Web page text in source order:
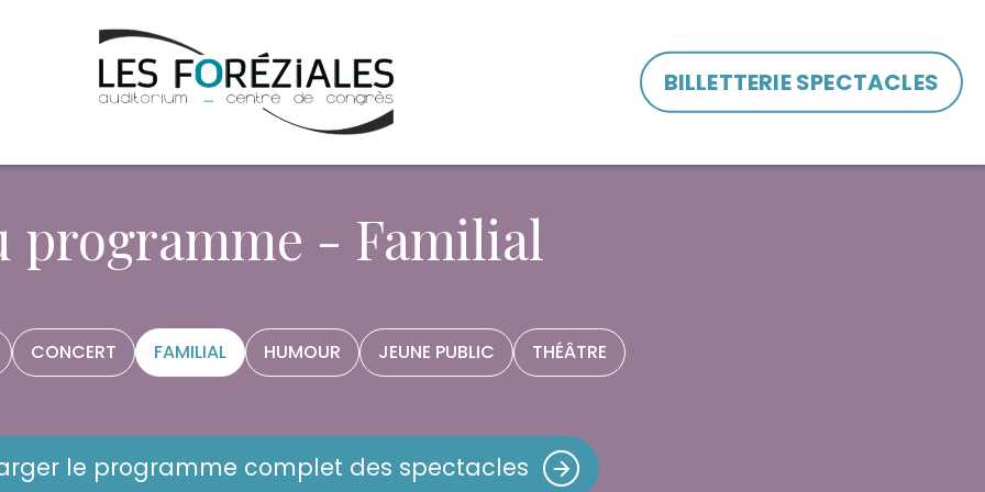
BILLETTERIE SPECTACLES
programme - Familial
CONCERT FAMILIAL HUMOUR JEUNE PUBLIC THÉÂTRE
le programme complet des spectacles